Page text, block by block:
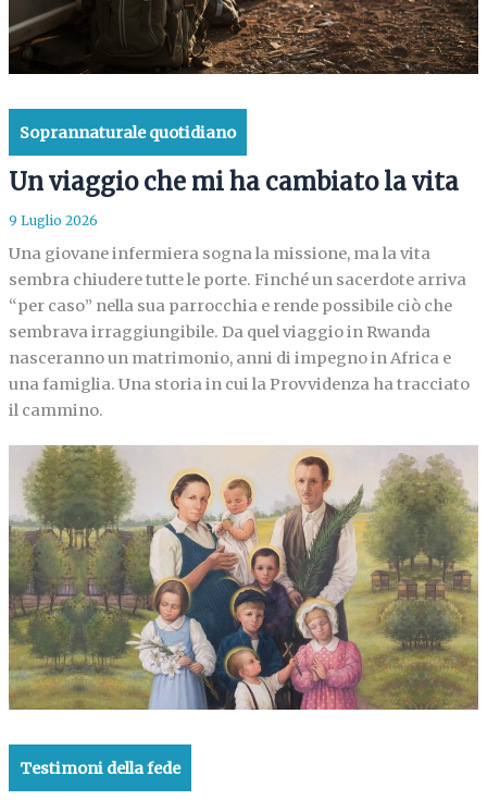
Soprannaturale quotidiano
Un viaggio che mi ha cambiato la vita
9 Luglio 2026
Una giovane infermiera sogna la missione, ma la vita
sembra chiudere tutte le porte. Finché un sacerdote arriva
“per caso” nella sua parrocchia e rende possibile ciò che
sembrava irraggiungibile. Da quel viaggio in Rwanda
nasceranno un matrimonio, anni di impegno in Africa e
una famiglia. Una storia in cui la Provvidenza ha tracciato
il cammino.
Testimoni della fede